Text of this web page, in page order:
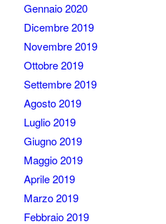
Gennaio 2020
Dicembre 2019
Novembre 2019
Ottobre 2019
Settembre 2019
Agosto 2019
Luglio 2019
Giugno 2019
Maggio 2019
Aprile 2019
Marzo 2019
Febbraio 2019